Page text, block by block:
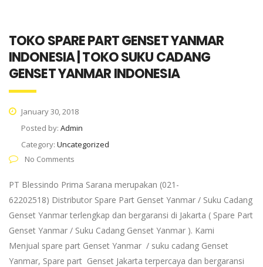
TOKO SPARE PART GENSET YANMAR
INDONESIA | TOKO SUKU CADANG
GENSET YANMAR INDONESIA
January 30, 2018
Posted by: Admin
Category: Uncategorized
No Comments
PT Blessindo Prima Sarana merupakan (021-
62202518) Distributor Spare Part Genset Yanmar / Suku Cadang
Genset Yanmar terlengkap dan bergaransi di Jakarta ( Spare Part
Genset Yanmar / Suku Cadang Genset Yanmar ). Kami
Menjual spare part Genset Yanmar / suku cadang Genset
Yanmar, Spare part Genset Jakarta terpercaya dan bergaransi